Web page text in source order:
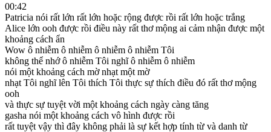
00:42
Patricia nói rất lớn rất lớn hoặc rộng được rồi rất lớn hoặc trắng
Alice lớn ooh được rồi điều này rất thơ mộng ai cảm nhận được một
khoảng cách ẩn
Wow ô nhiễm ô nhiễm ô nhiễm ô nhiễm Tôi
không thể nhớ ô nhiễm Tôi nghĩ ô nhiễm ô nhiễm
nói một khoảng cách mờ nhạt một mờ
nhạt Tôi nghĩ lên Tôi thích Tôi thực sự thích điều đó rất thơ mộng
ooh
và thực sự tuyệt vời một khoảng cách ngày càng tăng
gasha nói một khoảng cách vô hình được rồi
rất tuyệt vậy thì đây không phải là sự kết hợp tính từ và danh từ